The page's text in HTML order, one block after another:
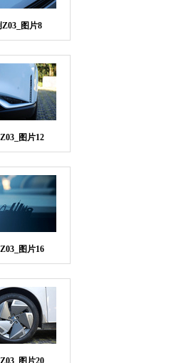
Z03_图片8
图片12
图片16
图片20